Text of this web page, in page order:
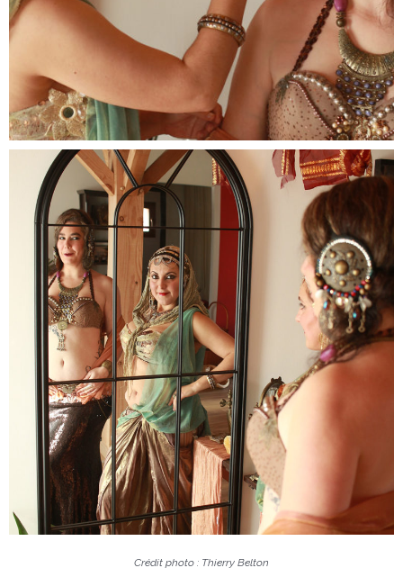
Crédit photo : Thierry Belton